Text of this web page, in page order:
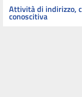
Attività di indirizzo,
conoscitiva